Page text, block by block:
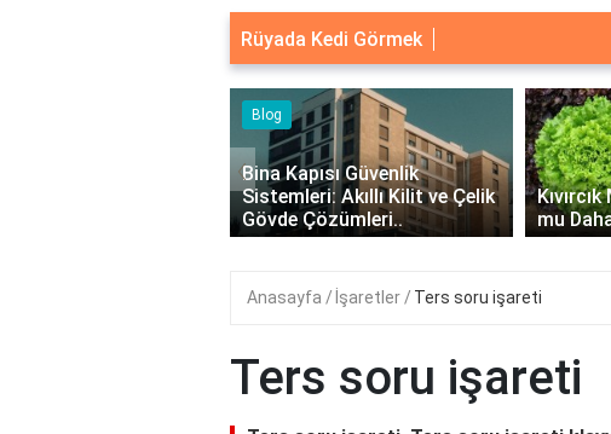
Rüyada Kedi Görmek
Kıvırcık Marul mu, Düz Marul
mu Daha Faydalı?
Tarihî
‹
Anasayfa İşaretler Ters soru işareti
Ters soru işareti